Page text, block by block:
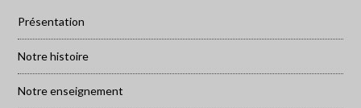
Présentation
Notre histoire
Notre enseignement